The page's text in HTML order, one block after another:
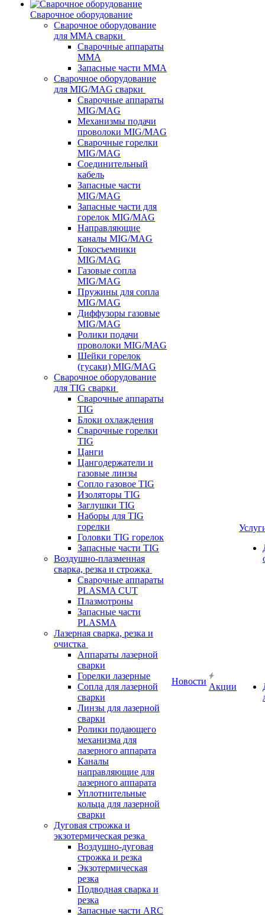
Сварочное оборудование
Сварочное оборудование
для MMA сварки
Сварочные аппараты
MMA
Запасные части MMA
Сварочное оборудование
для MIG/MAG сварки
Сварочные аппараты
MIG/MAG
Механизмы подачи
проволоки MIG/MAG
Сварочные горелки
MIG/MAG
Соединительный
кабель
Запасные части
MIG/MAG
Запасные части для
горелок MIG/MAG
Направляющие
каналы MIG/MAG
Токосъемники
MIG/MAG
Газовые сопла
MIG/MAG
Пружины для сопла
MIG/MAG
Диффузоры газовые
MIG/MAG
Ролики подачи
проволоки MIG/MAG
Шейки горелок
(гусаки) MIG/MAG
Сварочное оборудование
для TIG сварки
Сварочные аппараты
TIG
Блоки охлаждения
Сварочные горелки
TIG
Цанги
Цангодержатели и
газовые линзы
Сопло газовое TIG
Изоляторы TIG
Заглушки TIG
Наборы для TIG
горелки
Головки TIG горелок
Запасные части TIG
Воздушно-плазменная
сварка, резка и строжка
Сварочные аппараты
PLASMA CUT
Плазмотроны
Запасные части
PLASMA
Лазерная сварка, резка и
очистка
Аппараты лазерной
сварки
Горелки лазерные
Сопла для лазерной
сварки
Линзы для лазерной
сварки
Ролики подающего
механизма для
лазерного аппарата
Каналы
направляющие для
лазерного аппарата
Уплотнительные
кольца для лазерной
сварки
Дуговая строжка и
экзотермическая резка
Воздушно-дуговая
строжка и резка
Экзотермическая
резка
Подводная сварка и
резка
Запасные части ARC
Новости
Акции